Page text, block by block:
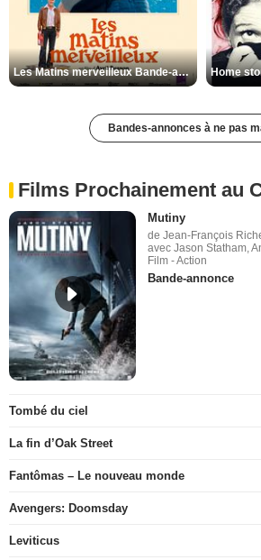
Les Matins merveilleux Bande-annonce VF
Bandes-annonces à ne pas
Films Prochainement au
Mutiny
de Jean-François
avec Jason Statham,
Film - Action
Bande-annonce
Tombé du ciel
La fin d’Oak Street
Fantômas – Le nouveau monde
Avengers: Doomsday
Leviticus